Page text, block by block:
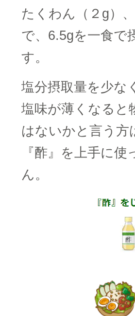
たくわん（２g）
で、6.5gを一食で
す。
塩分摂取量を少な
塩味が薄くなると
はないかと言う方
『酢』を上手に
ん。